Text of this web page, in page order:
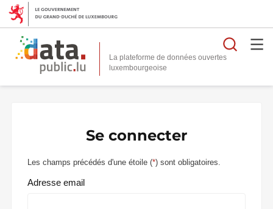
La plateforme de données ouvertes
Se connecter
Les champs précédés d'une étoile (*) sont obligatoires.
Adresse email